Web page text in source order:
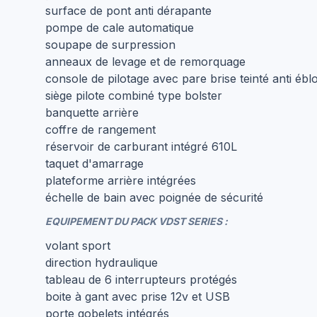
surface de pont anti dérapante
pompe de cale automatique
soupape de surpression
anneaux de levage et de remorquage
console de pilotage avec pare brise teinté anti
siège pilote combiné type bolster
banquette arrière
coffre de rangement
réservoir de carburant intégré 610L
taquet d'amarrage
plateforme arrière intégrées
échelle de bain avec poignée de sécurité
EQUIPEMENT DU PACK VDST SERIES :
volant sport
direction hydraulique
tableau de 6 interrupteurs protégés
boite à gant avec prise 12v et USB
porte gobelets intégrés